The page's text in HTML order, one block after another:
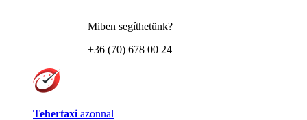
Miben segíthetünk?
+36 (70) 678 00 24
Tehertaxi azonnal